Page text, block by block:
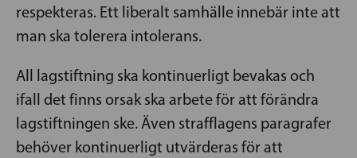
respekteras. Ett liberalt samhälle innebär inte att
man ska tolerera intolerans.
All lagstiftning ska kontinuerligt bevakas och
ifall det finns orsak ska arbete för att förändra
lagstiftningen ske. Även strafflagens paragrafer
behöver kontinuerligt utvärderas för att